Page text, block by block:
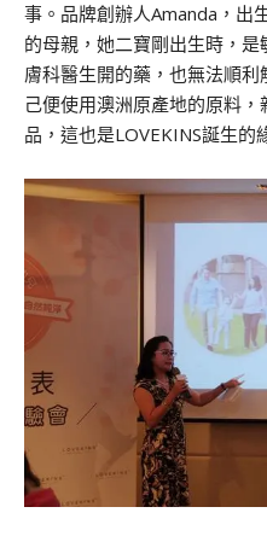
事。品牌創辦人Amanda，出
的母親，她二寶剛出生時，
膚科醫生開的藥，也無法順
己便使用澳洲原產地的原料
品，這也是LOVEKINS誕生的